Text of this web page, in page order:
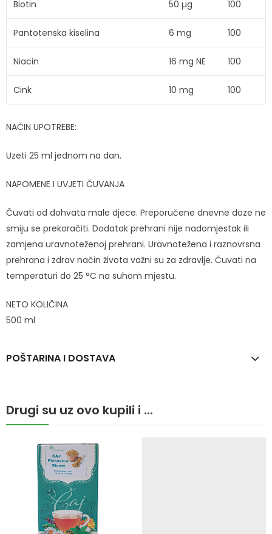
Biotin 50 µg 100
Pantotenska kiselina 6 mg 100
Niacin 16 mg NE 100
Cink 10 mg 100
NAČIN UPOTREBE:
Uzeti 25 ml jednom na dan.
NAPOMENE I UVJETI ČUVANJA
Čuvati od dohvata male djece. Preporučene dnevne doze ne
smiju se prekoračiti. Dodatak prehrani nije nadomjestak ili
zamjena uravnoteženoj prehrani. Uravnotežena i raznovrsna
prehrana i zdrav način života važni su za zdravlje. Čuvati na
temperaturi do 25 °C na suhom mjestu.
NETO KOLIČINA
500 ml
POŠTARINA I DOSTAVA
Drugi su uz ovo kupili i ...